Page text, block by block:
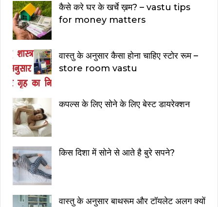
कैसे करे घर के खर्चे ख़म? – vastu tips
for money matters
वास्तु के अनुसार कैसा होना चाहिए स्टोर रूम –
store room vastu
कपल्स के लिए सोने के लिए बेस्ट डायरेक्शन
किस दिशा में सोने से आते है बुरे सपने?
वास्तु के अनुसार बाथरूम और टॉयलेट अलग क्यों